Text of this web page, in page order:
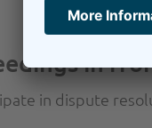
in
in dispute